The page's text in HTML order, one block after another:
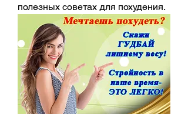
полезных советах для похудения.